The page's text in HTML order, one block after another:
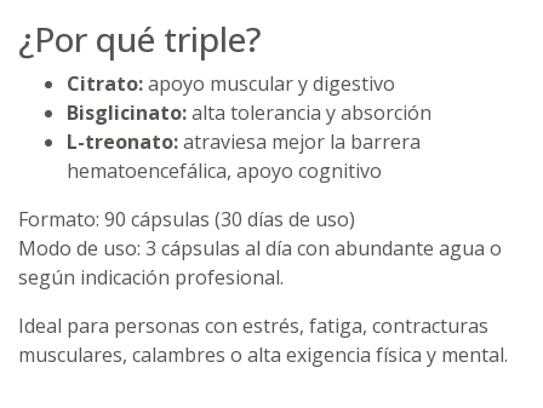
¿Por qué triple?
Citrato:apoyo muscular y digestivo
Bisglicinato:alta tolerancia y absorción
L-treonato:atraviesa mejor la barrera
hematoencefálica, apoyo cognitivo
Formato: 90 cápsulas (30 días de uso)
Modo de uso: 3 cápsulas al día con abundante agua o
según indicación profesional.
Ideal para personas con estrés, fatiga, contracturas
musculares, calambres o alta exigencia física y mental.